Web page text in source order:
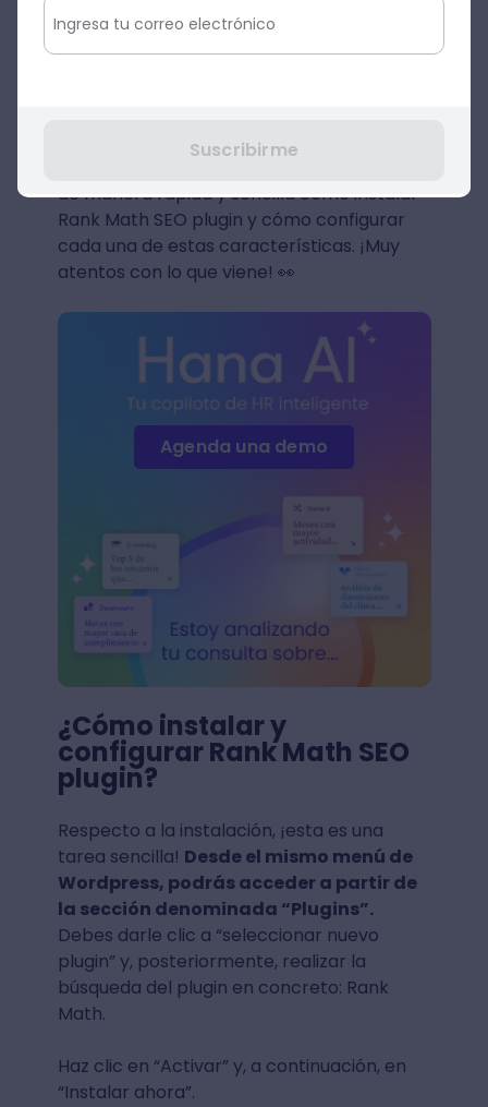
de manera rápida y sencilla cómo instalar
Rank Math SEO plugin y cómo configurar
cada una de estas características. ¡Muy
atentos con lo que viene! 👀
Agenda una demo
¿Cómo instalar y
configurar Rank Math SEO
plugin?
Respecto a la instalación, ¡esta es una
tarea sencilla! Desde el mismo menú de
Wordpress, podrás acceder a partir de
la sección denominada “Plugins”.
Debes darle clic a “seleccionar nuevo
plugin” y, posteriormente, realizar la
búsqueda del plugin en concreto: Rank
Math.
Haz clic en “Activar” y, a continuación, en
“Instalar ahora”.
Suscribirme